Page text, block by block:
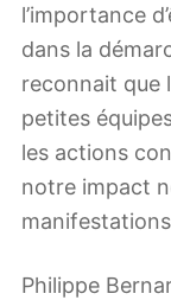
l’importance
dans la
reconnait que
petites
les actions
notre impact
Philippe